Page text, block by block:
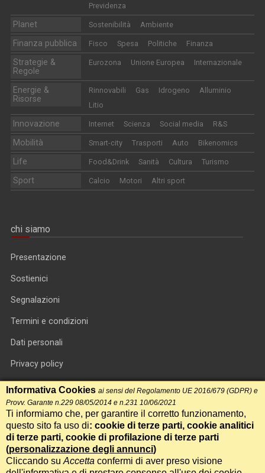
Previdenza
Planet Sostenibilità Ambiente
Finanza pubblica Fisco Spesa Politiche Finanza
Strategie &
Regole
Eurozona Unione Europea Internazionale
Energie &
Risorse
Rinnovabili Gas Idrogeno
Alluminio
Litio
Innovazione Internet Scienza Social media R&S
Mobilità Smart-city Trasporti Auto Bikenomics
Life Food&Drink Sanità Cultura Turismo
Sport Calcio Motori Altri sport
chi siamo
Presentazione
Sostienici
Segnalazioni
Termini e condizioni
Dati personali
Privacy policy
Informativa cookie
RSS feed
RSS Top News
Contatti
Informativa Cookies ai sensi del Regolamento UE 2016/679 (GDPR) e
Provv. Garante n.229 08/05/2014 e n.231 10/06/2021
Ti informiamo che, per garantire il corretto funzionamento,
questo sito fa uso di: cookie di terze parti, cookie analitici
di terze parti, cookie di profilazione di terze parti
(personalizzazione degli annunci)
Cliccando su Accetta confermi di aver preso visione